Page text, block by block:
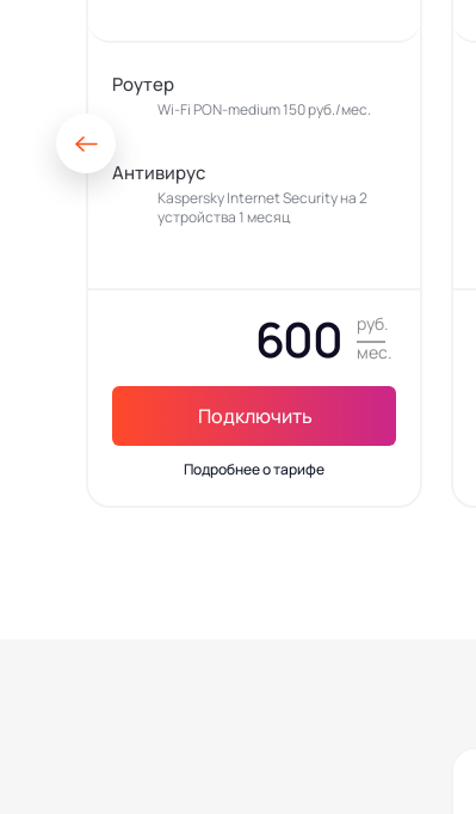
Роутер
Wi-Fi PON-medium 150 руб./мес.
Антивирус
Kaspersky Internet Security на 2
устройства 1 месяц
600
руб.
мес.
Подключить
Подробнее о тарифе